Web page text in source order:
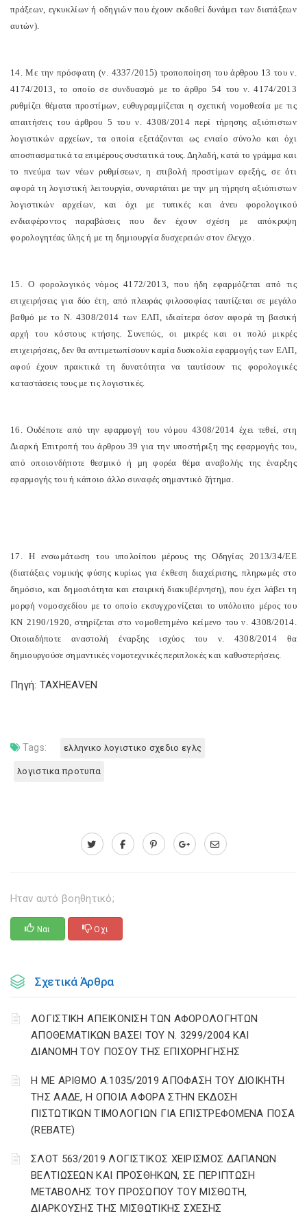
πράξεων, εγκυκλίων ή οδηγιών που έχουν εκδοθεί δυνάμει των διατάξεων
αυτών).
14. Με την πρόσφατη (ν. 4337/2015) τροποποίηση του άρθρου 13 του ν.
4174/2013, το οποίο σε συνδυασμό με το άρθρο 54 του ν. 4174/2013
ρυθμίζει θέματα προστίμων, ευθυγραμμίζεται η σχετική νομοθεσία με τις
απαιτήσεις του άρθρου 5 του ν. 4308/2014 περί τήρησης αξιόπιστων
λογιστικών αρχείων, τα οποία εξετάζονται ως ενιαίο σύνολο και όχι
αποσπασματικά τα επιμέρους συστατικά τους. Δηλαδή, κατά το γράμμα και
το πνεύμα των νέων ρυθμίσεων, η επιβολή προστίμων εφεξής, σε ότι
αφορά τη λογιστική λειτουργία, συναρτάται με την μη τήρηση αξιόπιστων
λογιστικών αρχείων, και όχι με τυπικές και άνευ φορολογικού
ενδιαφέροντος παραβάσεις που δεν έχουν σχέση με απόκρυψη
φορολογητέας ύλης ή με τη δημιουργία δυσχερειών στον έλεγχο.
15. Ο φορολογικός νόμος 4172/2013, που ήδη εφαρμόζεται από τις
επιχειρήσεις για δύο έτη, από πλευράς φιλοσοφίας ταυτίζεται σε μεγάλο
βαθμό με το Ν. 4308/2014 των ΕΛΠ, ιδιαίτερα όσον αφορά τη βασική
αρχή του κόστους κτήσης. Συνεπώς, οι μικρές και οι πολύ μικρές
επιχειρήσεις, δεν θα αντιμετωπίσουν καμία δυσκολία εφαρμογής των ΕΛΠ,
αφού έχουν πρακτικά τη δυνατότητα να ταυτίσουν τις φορολογικές
καταστάσεις τους με τις λογιστικές.
16. Ουδέποτε από την εφαρμογή του νόμου 4308/2014 έχει τεθεί, στη
Διαρκή Επιτροπή του άρθρου 39 για την υποστήριξη της εφαρμογής του,
από οποιονδήποτε θεσμικό ή μη φορέα θέμα αναβολής της έναρξης
εφαρμογής του ή κάποιο άλλο συναφές σημαντικό ζήτημα.
17. Η ενσωμάτωση του υπολοίπου μέρους της Οδηγίας 2013/34/ΕΕ
(διατάξεις νομικής φύσης κυρίως για έκθεση διαχείρισης, πληρωμές στο
δημόσιο, και δημοσιότητα και εταιρική διακυβέρνηση), που έχει λάβει τη
μορφή νομοσχεδίου με το οποίο εκσυγχρονίζεται το υπόλοιπο μέρος του
ΚΝ 2190/1920, στηρίζεται στο νομοθετημένο κείμενο του ν. 4308/2014.
Οποιαδήποτε αναστολή έναρξης ισχύος του ν. 4308/2014 θα
δημιουργούσε σημαντικές νομοτεχνικές περιπλοκές και καθυστερήσεις.
Πηγή: TAXHEAVEN
Tags: ελληνικο λογιστικο σχεδιο εγλς
λογιστικα προτυπα
Ηταν αυτό βοηθητικό;
Ναι Οχι
Σχετικά Άρθρα
ΛΟΓΙΣΤΙΚΗ ΑΠΕΙΚΟΝΙΣΗ ΤΩΝ ΑΦΟΡΟΛΟΓΗΤΩΝ
ΑΠΟΘΕΜΑΤΙΚΩΝ ΒΑΣΕΙ ΤΟΥ N. 3299/2004 ΚΑΙ
ΔΙΑΝΟΜΗ ΤΟΥ ΠΟΣΟΥ ΤΗΣ ΕΠΙΧΟΡΗΓΗΣΗΣ
Η ΜΕ ΑΡΙΘΜΟ Α.1035/2019 ΑΠΟΦΑΣΗ ΤΟΥ ΔΙΟΙΚΗΤΗ
ΤΗΣ ΑΑΔΕ, Η ΟΠΟΙΑ ΑΦΟΡΑ ΣΤΗΝ ΕΚΔΟΣΗ
ΠΙΣΤΩΤΙΚΩΝ ΤΙΜΟΛΟΓΙΩΝ ΓΙΑ ΕΠΙΣΤΡΕΦΟΜΕΝΑ ΠΟΣΑ
(REBATE)
ΣΛΟΤ 563/2019 ΛΟΓΙΣΤΙΚΟΣ ΧΕΙΡΙΣΜΟΣ ΔΑΠΑΝΩΝ
ΒΕΛΤΙΩΣΕΩΝ ΚΑΙ ΠΡΟΣΘΗΚΩΝ, ΣΕ ΠΕΡΙΠΤΩΣΗ
ΜΕΤΑΒΟΛΗΣ ΤΟΥ ΠΡΟΣΩΠΟΥ ΤΟΥ ΜΙΣΘΩΤΗ,
ΔΙΑΡΚΟΥΣΗΣ ΤΗΣ ΜΙΣΘΩΤΙΚΗΣ ΣΧΕΣΗΣ